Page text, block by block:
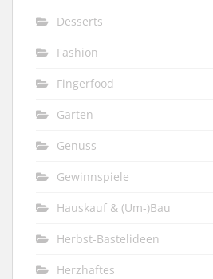
Desserts
Fashion
Fingerfood
Garten
Genuss
Gewinnspiele
Hauskauf & (Um-)Bau
Herbst-Bastelideen
Herzhaftes